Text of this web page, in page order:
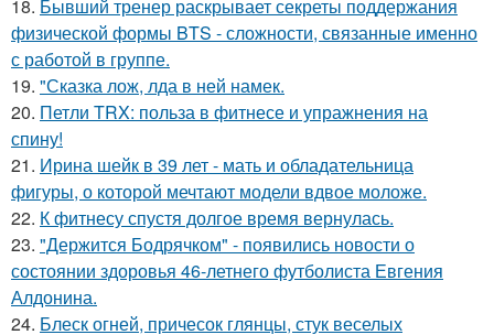
18. Бывший тренер раскрывает секреты поддержания
физической формы BTS - сложности, связанные именно
с работой в группе.
19. "Сказка лож, лда в ней намек.
20. Петли TRX: польза в фитнесе и упражнения на
спину!
21. Ирина шейк в 39 лет - мать и обладательница
фигуры, о которой мечтают модели вдвое моложе.
22. К фитнесу спустя долгое время вернулась.
23. "Держится Бодрячком" - появились новости о
состоянии здоровья 46-летнего футболиста Евгения
Алдонина.
24. Блеск огней, причесок глянцы, стук веселых